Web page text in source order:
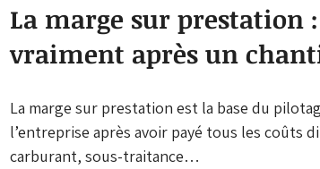
La marge sur prestation
vraiment après un
La marge sur prestation est la base du
l’entreprise après avoir payé tous les coûts
carburant, sous-traitance…